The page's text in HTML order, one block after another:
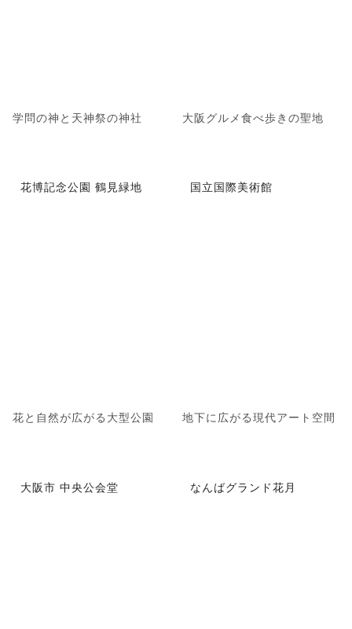
学問の神と天神祭の神社 大阪グルメ食べ歩きの聖地
花博記念公園 鶴見緑地
花と自然が広がる大型公園
国立国際美術館
地下に広がる現代アート空間
大阪市 中央公会堂 なんばグランド花月